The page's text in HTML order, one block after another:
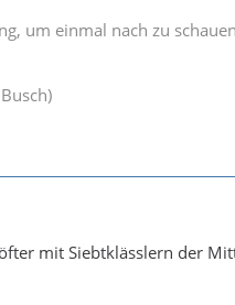
um einmal nach zu
mit Siebtklässlern der